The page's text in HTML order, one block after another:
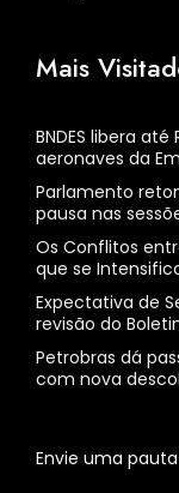
Mais
BNDES libera
aeronaves da
Parlamento
pausa nas
Os Conflitos
que se
Expectativa de
revisão do
Petrobras dá
com nova
Envie uma pauta